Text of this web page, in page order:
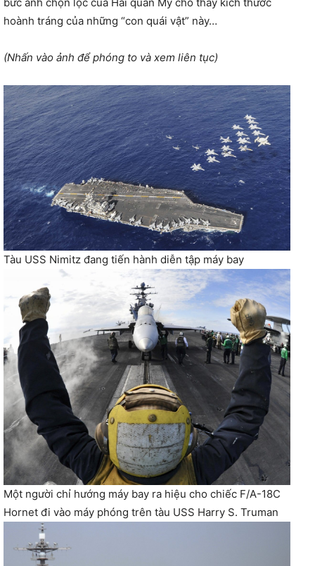
hoành tráng của những “con quái vật” này…
(Nhấn vào ảnh để phóng to và xem liên tục)
Tàu USS Nimitz đang tiến hành diễn tập máy bay
Một người chỉ hướng máy bay ra hiệu cho chiếc F/A-18C
Hornet đi vào máy phóng trên tàu USS Harry S. Truman